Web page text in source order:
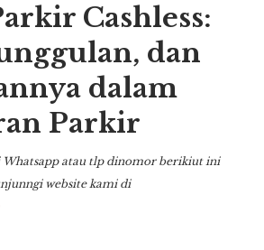
Cashless:
dan
dalam
Parkir
atau tlp dinomor berikiut ini
website kami di